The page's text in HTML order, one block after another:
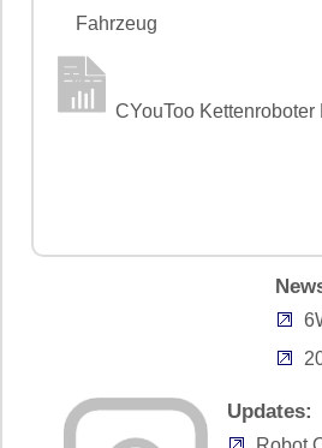
Fahrzeug
CYouToo Kettenroboter
Updates: